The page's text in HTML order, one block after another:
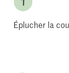
Éplucher la